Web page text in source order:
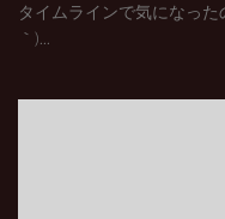
タイムラインで気になっ
｀)...